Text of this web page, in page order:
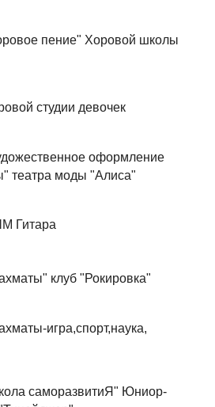
пение" Хоровой школы
студии девочек
оформление
театра моды "Алиса"
Гитара
клуб "Рокировка"
игра,спорт,наука,
саморазвитиЯ" Юниор-